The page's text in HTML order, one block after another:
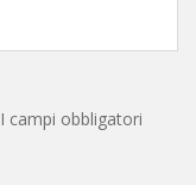
I campi obbligatori